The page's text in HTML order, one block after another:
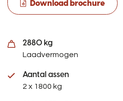
Download brochure
2880 kg
Laadvermogen
Aantal assen
2 x 1800 kg